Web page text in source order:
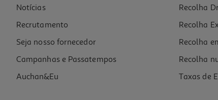
22.9 €/Kg
2,29 €
Notícias
Recrutamento
Seja nosso fornecedor
Campanhas e Passatempos
Auchan&Eu
Recolha
Recolha
Recolha
Recolha
Taxas de